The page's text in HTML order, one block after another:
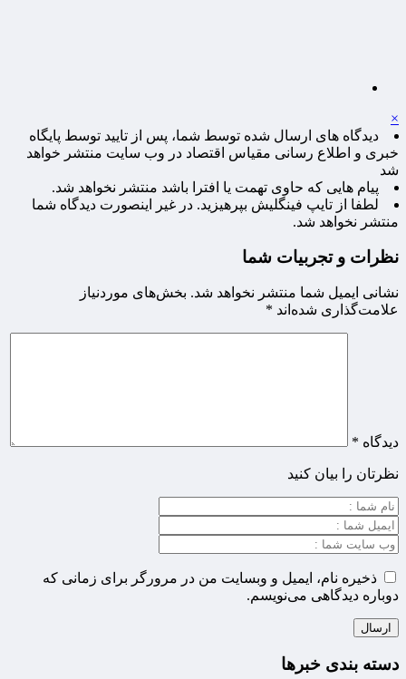
×
دیدگاه های ارسال شده توسط شما، پس از تایید توسط پایگاه
خبری و اطلاع رسانی مقیاس اقتصاد در وب سایت منتشر خواهد
شد
پیام هایی که حاوی تهمت یا افترا باشد منتشر نخواهد شد.
لطفا از تایپ فینگلیش بپرهیزید. در غیر اینصورت دیدگاه شما
منتشر نخواهد شد.
نظرات و تجربیات شما
نشانی ایمیل شما منتشر نخواهد شد. بخش‌های موردنیاز
علامت‌گذاری شده‌اند *
دیدگاه *
نظرتان را بیان کنید
ذخیره نام، ایمیل و وبسایت من در مرورگر برای زمانی که
دوباره دیدگاهی می‌نویسم.
دسته بندی خبرها